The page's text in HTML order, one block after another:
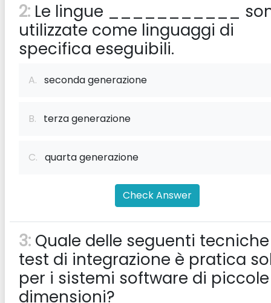
2: Le lingue ___________
utilizzate come linguaggi di
specifica eseguibili.
A. seconda generazione
B. terza generazione
C. quarta generazione
Check Answer
3: Quale delle seguenti
test di integrazione è pratica
per i sistemi software di piccole
dimensioni?